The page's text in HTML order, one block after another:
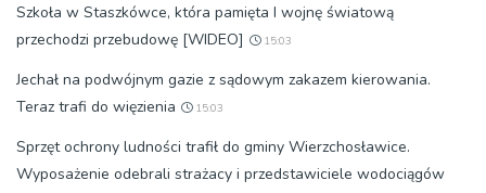
Szkoła w Staszkówce, która pamięta I wojnę światową
przechodzi przebudowę [WIDEO]
15:03
Jechał na podwójnym gazie z sądowym zakazem kierowania.
Teraz trafi do więzienia
15:03
Sprzęt ochrony ludności trafił do gminy Wierzchosławice.
Wyposażenie odebrali strażacy i przedstawiciele wodociągów